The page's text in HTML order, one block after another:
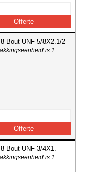
Bout UNF-5/8X2.1/2
is 1
Bout UNF-3/4X1.
is 1